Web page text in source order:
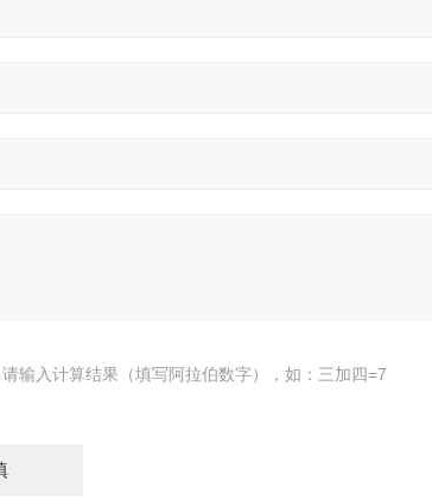
请输入计算结果（填写阿拉伯数字），如：三加四=7